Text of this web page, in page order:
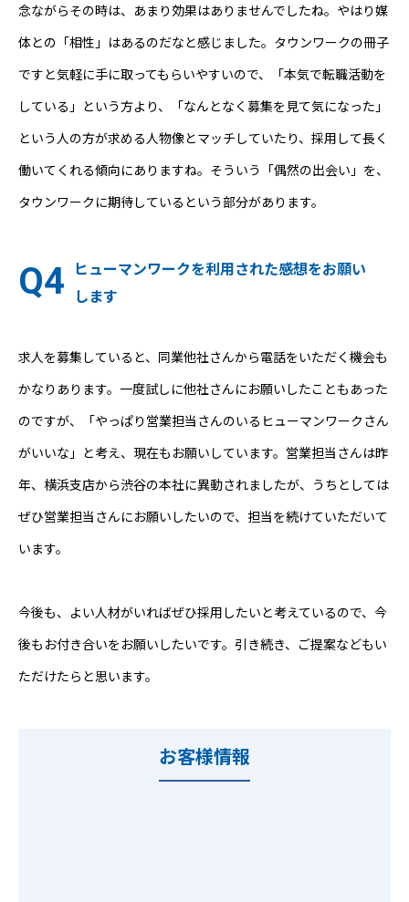
念ながらその時は、あまり効果はありませんでしたね。やはり媒
体との「相性」はあるのだなと感じました。タウンワークの冊子
ですと気軽に手に取ってもらいやすいので、「本気で転職活動を
している」という方より、「なんとなく募集を見て気になった」
という人の方が求める人物像とマッチしていたり、採用して長く
働いてくれる傾向にありますね。そういう「偶然の出会い」を、
タウンワークに期待しているという部分があります。
ヒューマンワークを利用された感想をお願い
します
求人を募集していると、同業他社さんから電話をいただく機会も
かなりあります。一度試しに他社さんにお願いしたこともあった
のですが、「やっぱり営業担当さんのいるヒューマンワークさん
がいいな」と考え、現在もお願いしています。営業担当さんは昨
年、横浜支店から渋谷の本社に異動されましたが、うちとしては
ぜひ営業担当さんにお願いしたいので、担当を続けていただいて
います。
今後も、よい人材がいればぜひ採用したいと考えているので、今
後もお付き合いをお願いしたいです。引き続き、ご提案などもい
ただけたらと思います。
お客様情報